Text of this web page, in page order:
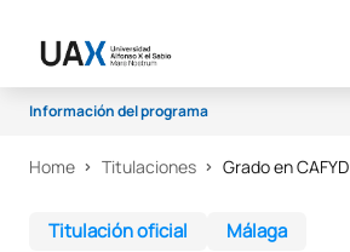
Información del programa
Programa
Home Titulaciones Grado en
Titulación oficial Málaga